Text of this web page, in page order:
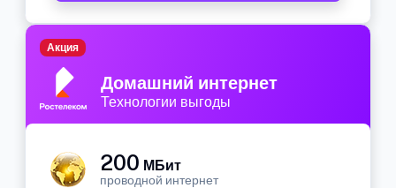
Домашний интернет
Технологии выгоды
Акция
200 МБит
проводной интернет